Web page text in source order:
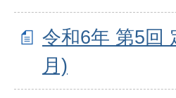
令和6年 第5回
月)